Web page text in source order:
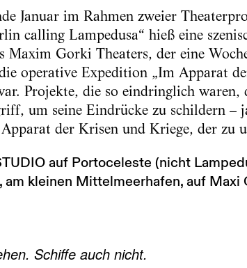
Januar im Rahmen zweier
calling Lampedusa“ hieß eine
Gorki Theaters, der eine
operative Expedition „Im Apparat
Projekte, die so eindringlich waren,
um seine Eindrücke zu schildern –
der Krisen und Kriege, der zu
auf Portoceleste (nicht
kleinen Mittelmeerhafen, auf Maxi
Schiffe auch nicht.